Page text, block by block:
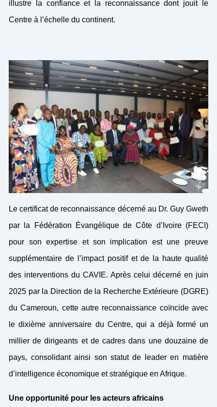
illustre la confiance et la reconnaissance dont jouit le
Centre à l’échelle du continent.
Le certificat de reconnaissance décerné au Dr. Guy Gweth
par la Fédération Évangélique de Côte d’Ivoire (FECI)
pour son expertise et son implication est une preuve
supplémentaire de l’impact positif et de la haute qualité
des interventions du CAVIE. Après celui décerné en juin
2025 par la Direction de la Recherche Extérieure (DGRE)
du Cameroun, cette autre reconnaissance coïncide avec
le dixième anniversaire du Centre, qui a déjà formé un
millier de dirigeants et de cadres dans une douzaine de
pays, consolidant ainsi son statut de leader en matière
d’intelligence économique et stratégique en Afrique.
Une opportunité pour les acteurs africains